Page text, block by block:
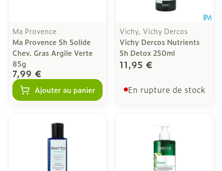
Ma Provence
Ma Provence Sh Solide
Chev. Gras Argile Verte
85g
7,99 €
Ajouter au panier
Vichy, Vichy Dercos
Vichy Dercos Nutrients
Sh Detox 250ml
11,95 €
En rupture de stock